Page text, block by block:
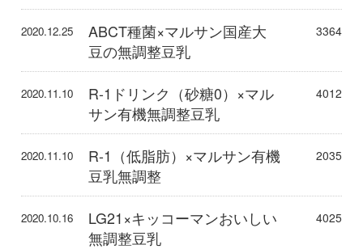
2020.12.25
ABCT種菌×マルサン国産大
豆の無調整豆乳
3364
2020.11.10
R-1ドリンク（砂糖0）×マル
サン有機無調整豆乳
4012
2020.11.10
R-1（低脂肪）×マルサン有機
豆乳無調整
2035
2020.10.16
LG21×キッコーマンおいしい
無調整豆乳
4025